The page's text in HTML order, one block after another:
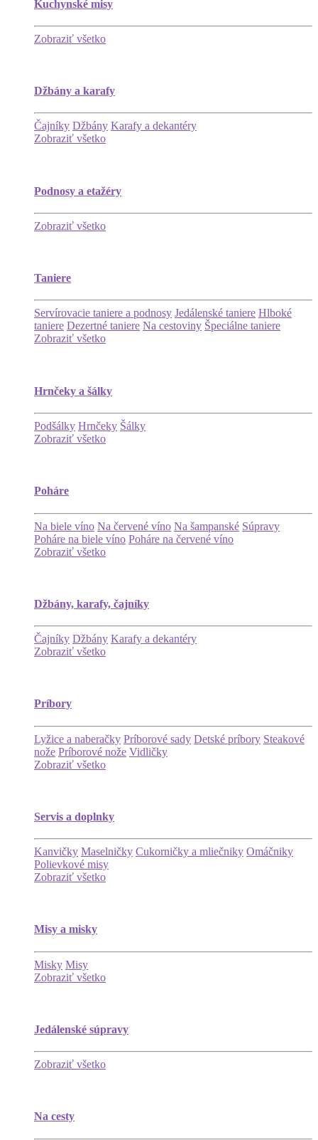
Kuchynské misy
Zobraziť všetko
Džbány a karafy
Čajníky Džbány Karafy a dekantéry
Zobraziť všetko
Podnosy a etažéry
Zobraziť všetko
Taniere
Servírovacie taniere a podnosy Jedálenské taniere Hlboké
taniere Dezertné taniere Na cestoviny Špeciálne taniere
Zobraziť všetko
Hrnčeky a šálky
Podšálky Hrnčeky Šálky
Zobraziť všetko
Poháre
Na biele víno Na červené víno Na šampanské Súpravy
Poháre na biele víno Poháre na červené víno
Zobraziť všetko
Džbány, karafy, čajníky
Čajníky Džbány Karafy a dekantéry
Zobraziť všetko
Príbory
Lyžice a naberačky Príborové sady Detské príbory Steakové
nože Príborové nože Vidličky
Zobraziť všetko
Servis a doplnky
Kanvičky Maselničky Cukorničky a mliečniky Omáčniky
Polievkové misy
Zobraziť všetko
Misy a misky
Misky Misy
Zobraziť všetko
Jedálenské súpravy
Zobraziť všetko
Na cesty